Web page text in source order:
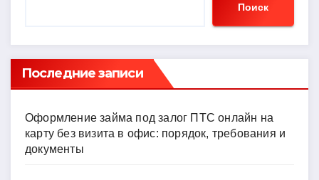
ni
ki
ть
Поиск
Последние записи
Оформление займа под залог ПТС онлайн на
карту без визита в офис: порядок, требования и
документы